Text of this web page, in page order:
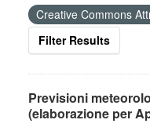
Creative Commons
Filter Results
Previsioni
(elaborazione per